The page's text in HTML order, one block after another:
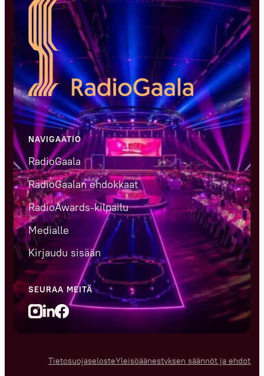
NAVIGAATIO
RadioGaala
RadioGaalan ehdokkaat
RadioAwards-kilpailu
Medialle
Kirjaudu sisään
SEURAA MEITÄ
TietosuojaselosteYleisöäänestyksen säännöt ja ehdot